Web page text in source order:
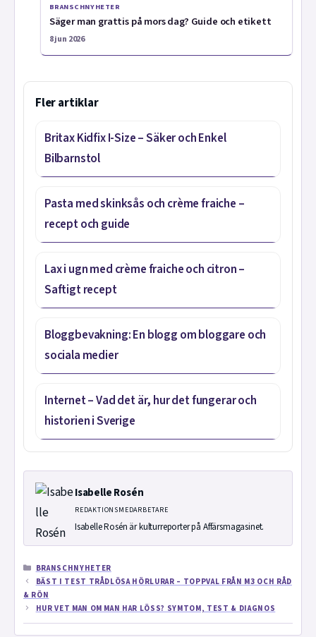
BRANSCHNYHETER
Säger man grattis på mors dag? Guide och etikett
8 jun 2026
Fler artiklar
Britax Kidfix I-Size – Säker och Enkel
Bilbarnstol
Pasta med skinksås och crème fraiche –
recept och guide
Lax i ugn med crème fraiche och citron –
Saftigt recept
Bloggbevakning: En blogg om bloggare och
sociala medier
Internet – Vad det är, hur det fungerar och
historien i Sverige
Isabelle Rosén
REDAKTIONSMEDARBETARE
Isabelle Rosén är kulturreporter på Affärsmagasinet.
KATEGORIER
BRANSCHNYHETER
BÄST I TEST TRÅDLÖSA HÖRLURAR – TOPPVAL FRÅN M3 OCH RÅD
& RÖN
HUR VET MAN OM MAN HAR LÖSS? SYMTOM, TEST & DIAGNOS